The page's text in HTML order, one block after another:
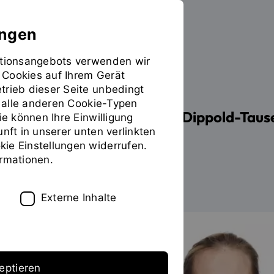
PERSONEN
Prof. Dr. rer. pol. Katrin Dippold-
verwenden wir
auf Ihrem Gerät
dieser Seite unbedingt
anderen Cookie-Typen
können Ihre Einwilligung
in unserer unten verlinkten
Einstellungen widerrufen.
Externe Inhalte